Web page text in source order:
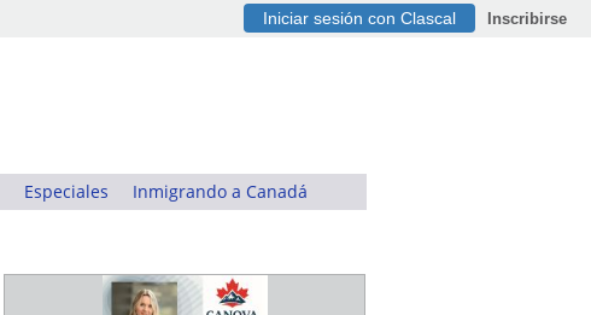
Iniciar sesión con Clascal Inscribirse
Especiales Inmigrando a Canadá